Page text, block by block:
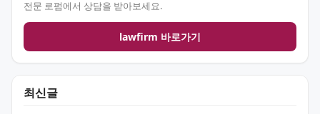
전문 로펌에서 상담을 받아보세요.
lawfirm 바로가기
최신글